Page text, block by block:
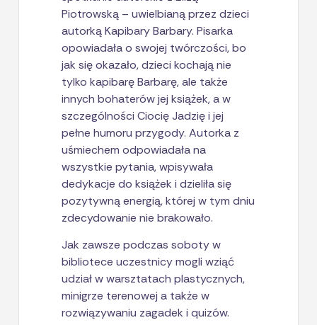
Piotrowską – uwielbianą przez dzieci
autorką Kapibary Barbary. Pisarka
opowiadała o swojej twórczości, bo
jak się okazało, dzieci kochają nie
tylko kapibarę Barbarę, ale także
innych bohaterów jej książek, a w
szczególności Ciocię Jadzię i jej
pełne humoru przygody. Autorka z
uśmiechem odpowiadała na
wszystkie pytania, wpisywała
dedykacje do książek i dzieliła się
pozytywną energią, której w tym dniu
zdecydowanie nie brakowało.
Jak zawsze podczas soboty w
bibliotece uczestnicy mogli wziąć
udział w warsztatach plastycznych,
minigrze terenowej a także w
rozwiązywaniu zagadek i quizów.